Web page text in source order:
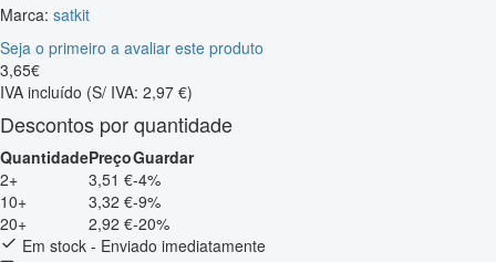
Marca: satkit
Seja o primeiro a avaliar este produto
3,65€
IVA incluído (S/ IVA: 2,97 €)
Descontos por quantidade
QuantidadePreçoGuardar
2+
3,51 €-4%
10+
3,32 €-9%
20+
2,92 €-20%
Em stock - Enviado imediatamente